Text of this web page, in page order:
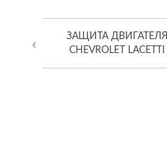
ЗАЩИТА ДВИГАТЕЛЯ
CHEVROLET LACETTI
‹